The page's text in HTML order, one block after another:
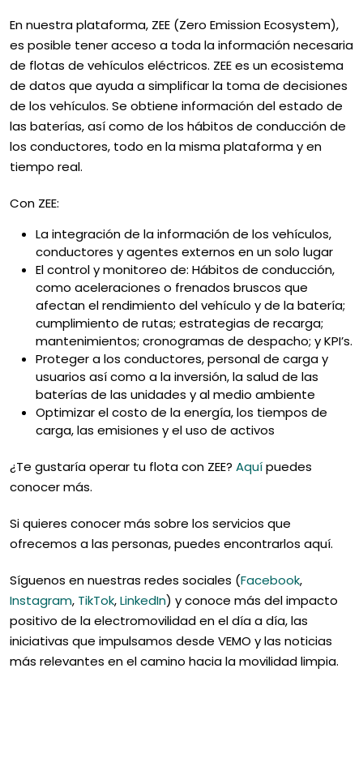
En nuestra plataforma, ZEE (Zero Emission Ecosystem),
es posible tener acceso a toda la información necesaria
de flotas de vehículos eléctricos. ZEE es un ecosistema
de datos que ayuda a simplificar la toma de decisiones
de los vehículos. Se obtiene información del estado de
las baterías, así como de los hábitos de conducción de
los conductores, todo en la misma plataforma y en
tiempo real.
Con ZEE:
La integración de la información de los vehículos,
conductores y agentes externos en un solo lugar
El control y monitoreo de: Hábitos de conducción,
como aceleraciones o frenados bruscos que
afectan el rendimiento del vehículo y de la batería;
cumplimiento de rutas; estrategias de recarga;
mantenimientos; cronogramas de despacho; y KPI’s.
Proteger a los conductores, personal de carga y
usuarios así como a la inversión, la salud de las
baterías de las unidades y al medio ambiente
Optimizar el costo de la energía, los tiempos de
carga, las emisiones y el uso de activos
¿Te gustaría operar tu flota con ZEE? Aquípuedes
conocer más.
Si quieres conocer más sobre los servicios que
ofrecemos a las personas, puedes encontrarlos aquí.
Síguenos en nuestras redes sociales (Facebook,
Instagram, TikTok,LinkedIn) y conoce más del impacto
positivo de la electromovilidad en el día a día, las
iniciativas que impulsamos desde VEMO y las noticias
más relevantes en el camino hacia la movilidad limpia.